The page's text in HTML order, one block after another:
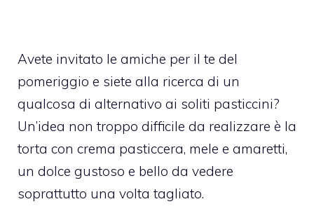
Avete invitato le amiche per il te del
pomeriggio e siete alla ricerca di un
qualcosa di alternativo ai soliti pasticcini?
Un’idea non troppo difficile da realizzare è la
torta con crema pasticcera, mele e amaretti,
un dolce gustoso e bello da vedere
soprattutto una volta tagliato.